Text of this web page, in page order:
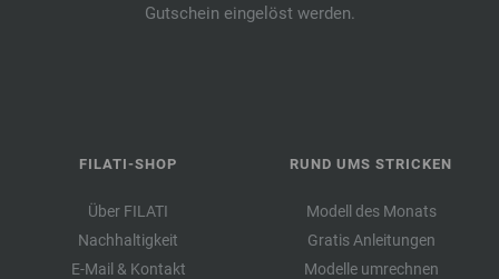
Gutschein eingelöst werden.
FILATI-SHOP
Über FILATI
Nachhaltigkeit
E-Mail & Kontakt
RUND UMS STRICKEN
Modell des Monats
Gratis Anleitungen
Modelle umrechnen